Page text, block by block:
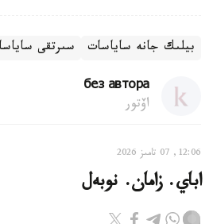
بيلىك جانە ساياسات سىرتقى
без автора
اۆتور
12:06, 07 تامىز 2026
اباي. زامان. نوبەل